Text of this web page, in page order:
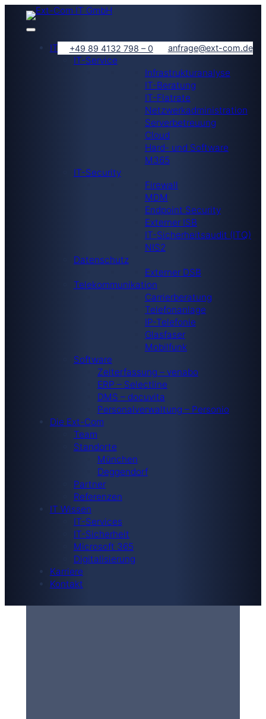
+49 89 4132 798 – 0 anfrage@ext-com.de
IT-Lösungen
IT-Service
Infrastrukturanalyse
IT-Beratung
IT-Flatrate
Netzwerkadministration
Serverbetreuung
Cloud
Hard- und Software
M365
IT-Security
Firewall
MDM
Endpoint Security
Externer ISB
IT-Sicherheitsaudit (ITQ)
NIS2
Datenschutz
Externer DSB
Telekommunikation
Carrierberatung
Telefonanlage
IP-Telefonie
Glasfaser
Mobilfunk
Software
Zeiterfassung – venabo
ERP – Selectline
DMS – docuvita
Personalverwaltung – Personio
Die Ext-Com
Team
Standorte
München
Deggendorf
Partner
Referenzen
IT Wissen
IT-Services
IT-Sicherheit
Microsoft 365
Digitalisierung
Karriere
Kontakt